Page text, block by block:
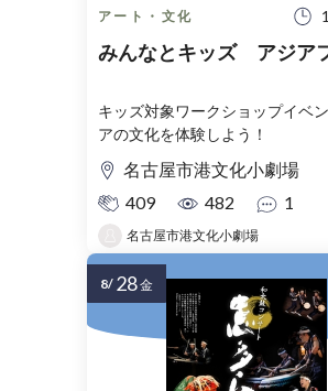
アート・文化
みんなとキッズ アジア
キッズ対象ワークショップイベ
アの文化を体験しよう！
名古屋市港文化小劇場
409
482 1
名古屋市港文化小劇場
8/ 28金